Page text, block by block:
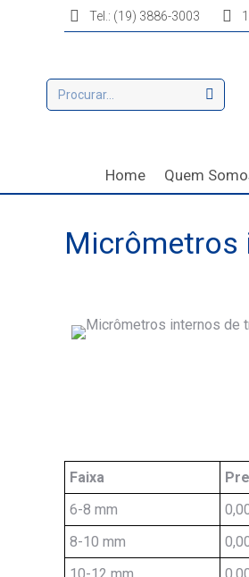
Tel.: (19) 3886-3003
Home Quem
Micrômetros
Faixa
6-8 mm
8-10 mm